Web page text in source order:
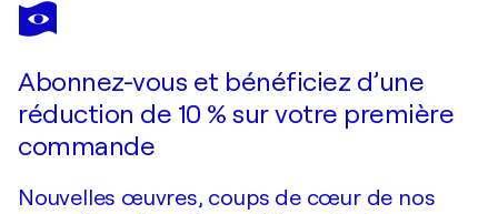
ERIKA
ESCRIBANO
Je passe commande
Abonnez-vous et bénéficiez d’une
réduction de 10 % sur votre première
commande
Nouvelles œuvres, coups de cœur de nos